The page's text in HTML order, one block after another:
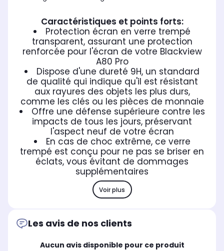
Caractéristiques et points forts:
Protection écran en verre trempé
transparent, assurant une protection
renforcée pour l'écran de votre Blackview
A80 Pro
Dispose d'une dureté 9H, un standard
de qualité qui indique qu'il est résistant
aux rayures des objets les plus durs,
comme les clés ou les pièces de monnaie
Offre une défense supérieure contre les
impacts de tous les jours, préservant
l'aspect neuf de votre écran
En cas de choc extrême, ce verre
trempé est conçu pour ne pas se briser en
éclats, vous évitant de dommages
supplémentaires
Voir plus
Les avis de nos clients
Aucun avis disponible pour ce produit